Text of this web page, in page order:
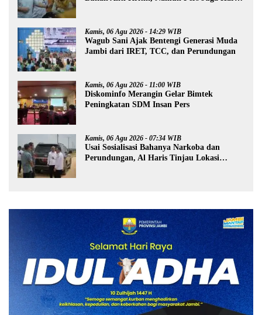
Kamis, 06 Agu 2026 - 14:29 WIB
Wagub Sani Ajak Bentengi Generasi Muda
Jambi dari IRET, TCC, dan Perundungan
Kamis, 06 Agu 2026 - 11:00 WIB
Diskominfo Merangin Gelar Bimtek
Peningkatan SDM Insan Pers
Kamis, 06 Agu 2026 - 07:34 WIB
Usai Sosialisasi Bahanya Narkoba dan
Perundungan, Al Haris Tinjau Lokasi